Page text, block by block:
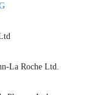
La Roche Ltd.